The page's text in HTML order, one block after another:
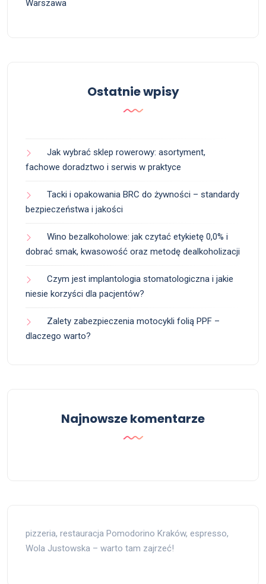
Warszawa
Ostatnie wpisy
Jak wybrać sklep rowerowy: asortyment,
fachowe doradztwo i serwis w praktyce
Tacki i opakowania BRC do żywności – standardy
bezpieczeństwa i jakości
Wino bezalkoholowe: jak czytać etykietę 0,0% i
dobrać smak, kwasowość oraz metodę dealkoholizacji
Czym jest implantologia stomatologiczna i jakie
niesie korzyści dla pacjentów?
Zalety zabezpieczenia motocykli folią PPF –
dlaczego warto?
Najnowsze komentarze
pizzeria, restauracja Pomodorino Kraków, espresso,
Wola Justowska – warto tam zajrzeć!